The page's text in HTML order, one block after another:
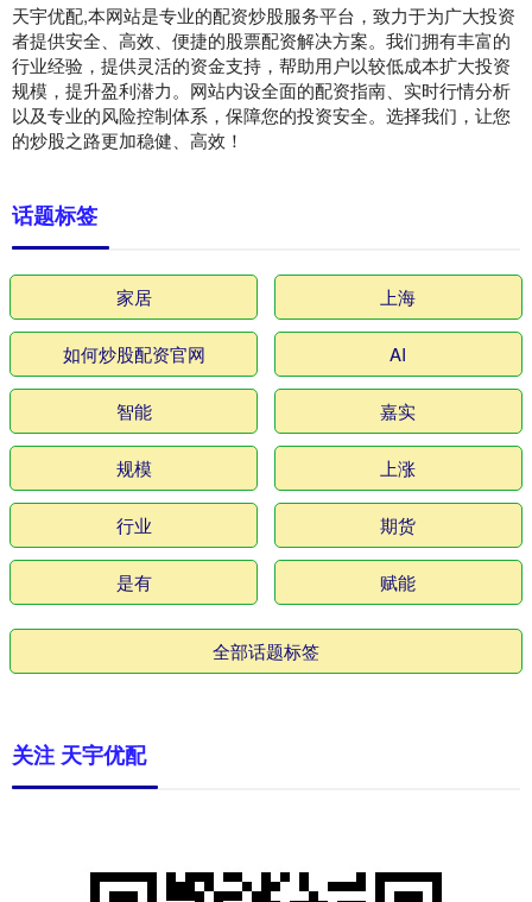
天宇优配,本网站是专业的配资炒股服务平台，致力于为广大投资
者提供安全、高效、便捷的股票配资解决方案。我们拥有丰富的
行业经验，提供灵活的资金支持，帮助用户以较低成本扩大投资
规模，提升盈利潜力。网站内设全面的配资指南、实时行情分析
以及专业的风险控制体系，保障您的投资安全。选择我们，让您
的炒股之路更加稳健、高效！
话题标签
家居 上海
如何炒股配资官网 AI
智能 嘉实
规模 上涨
行业 期货
是有 赋能
全部话题标签
关注 天宇优配